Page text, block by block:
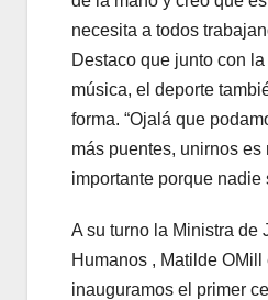
necesita a todos
Destaco que junto con
música, el deporte
forma. “Ojalá que
más puentes, unirnos es
importante porque nadie
A su turno la Ministra de
Humanos , Matilde OMill
inauguramos el primer